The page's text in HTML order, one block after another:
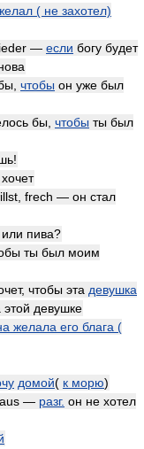
( не захотел)
— если богу будет
чтобы он уже был
бы, чтобы ты был
frech — он стал
или пива?
ты был моим
чтобы эта девушка
этой девушке
желала его блага (
домой( к морю)
— разг. он не хотел